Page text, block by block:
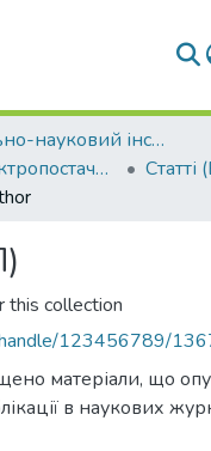
Навчально-науковий інститут енергозбереження та енергоменеджменту (НН ІЕЕ)
Кафедра електропостачання (ЕП)
Статті
this collection
123456789/
матеріали, що
в наукових